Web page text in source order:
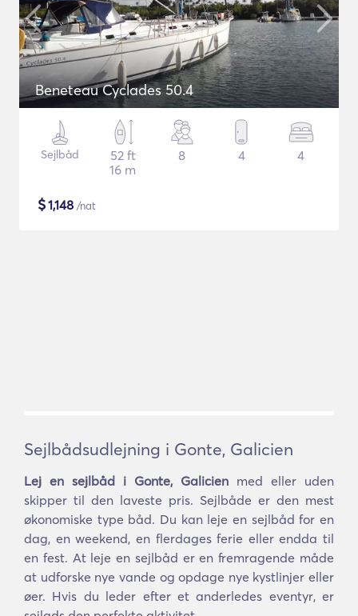
Beneteau Cyclades 50.4
Sejlbåd
52 ft
16 m
8 4 4
$1,148 /nat
Sejlbådsudlejning i Gonte, Galicien
Lej en sejlbåd i Gonte, Galicien med eller uden
skipper til den laveste pris. Sejlbåde er den mest
økonomiske type båd. Du kan leje en sejlbåd for en
dag, en weekend, en flerdages ferie eller endda til
en fest. At leje en sejlbåd er en fremragende måde
at udforske nye vande og opdage nye kystlinjer eller
øer. Hvis du leder efter et anderledes eventyr, er